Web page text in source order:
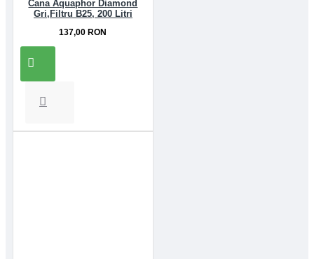
Cana Aquaphor Diamond
Gri,Filtru B25, 200 Litri
137,00 RON